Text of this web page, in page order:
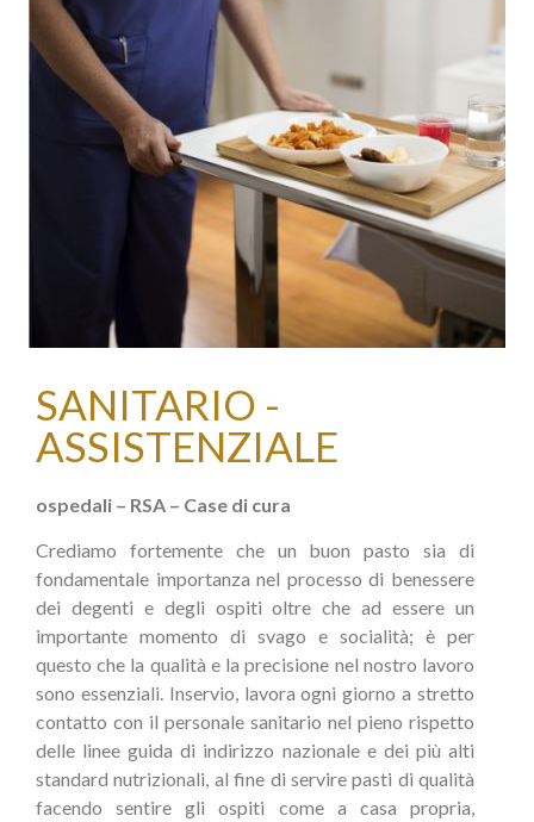
SANITARIO -
ASSISTENZIALE
ospedali – RSA – Case di cura
Crediamo fortemente che un buon pasto sia di
fondamentale importanza nel processo di benessere
dei degenti e degli ospiti oltre che ad essere un
importante momento di svago e socialità; è per
questo che la qualità e la precisione nel nostro lavoro
sono essenziali. Inservio, lavora ogni giorno a stretto
contatto con il personale sanitario nel pieno rispetto
delle linee guida di indirizzo nazionale e dei più alti
standard nutrizionali, al fine di servire pasti di qualità
facendo sentire gli ospiti come a casa propria,